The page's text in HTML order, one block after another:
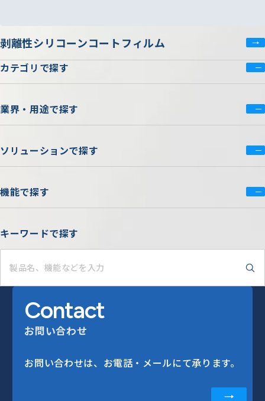
剥離性シリコーンコートフィルム
カテゴリで探す
業界・用途で探す
ソリューションで探す
機能で探す
キーワードで探す
Contact
お問い合わせ
お問い合わせは、お電話・メールにて承ります。